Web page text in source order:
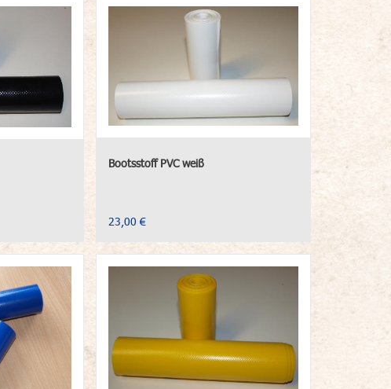
Bootsstoff PVC weiß
23,00 €